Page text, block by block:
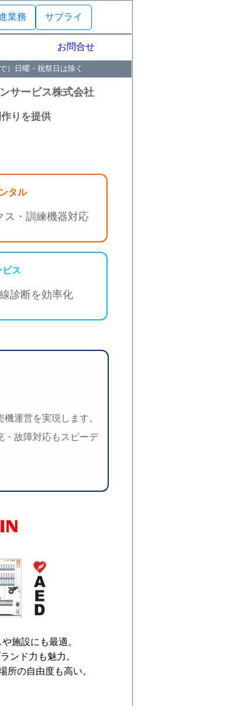
業務 サプライ
お問合せ
）日曜・祝祭日は除く
サービス株式会社
りを提供
タル
ス・訓練機器対応
ビス
診断を効率化
運営を実現します。
・故障対応もスピーデ
施設にも最適。
ンド力も魅力。
所の自由度も高い。